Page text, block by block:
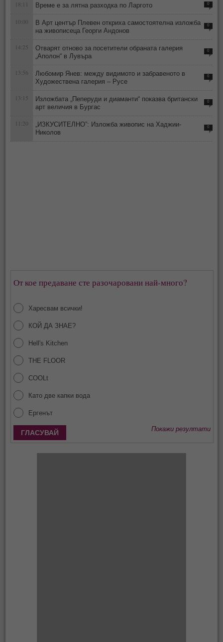
18:11 Време е за лятна разходка по Ларгото 0
10:00
В Арт център Плевен откриха самостоятелна изложба
на живописеца Георги Андонов
0
14:25
Отварят отново за посетители обраната галерия
„Аполон“ в Лувъра
0
13:56
Любомир Янев: между видимото и забравеното в
Художествена галерия – Русе
0
13:15
Изложбата „Пеперуди и диаманти“ показва британски
арт величия в Бургас
0
11:20
„ИЗКУСИТЕЛНО”: Изложба живопис на Хаджии-
Николов
0
От кое предаване сте разочаровани най-много?
Харесвам всички!
КОЙ ДА ЗНАЕ?
Hell's Kitchen
THE FLOOR
COOLt
Като две капки вода
Ергенът
Покажи резултати